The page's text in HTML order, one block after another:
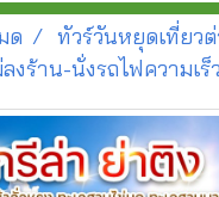
ด ทัวร์วันหยุดเที่ยว
งร้าน-นั่งรถไฟความเ